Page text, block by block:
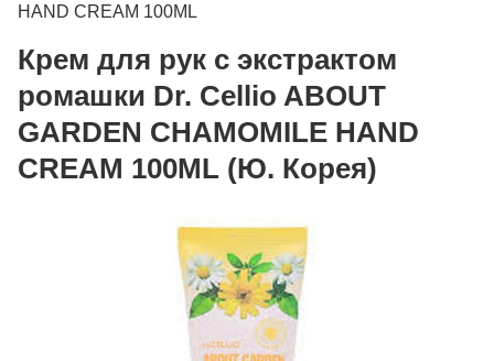
HAND CREAM 100ML
Крем для рук с экстрактом
ромашки Dr. Cellio ABOUT
GARDEN CHAMOMILE HAND
CREAM 100ML (Ю. Корея)